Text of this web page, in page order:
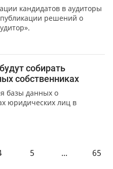
кандидатов в аудиторы
решений о
собирать
собственниках
базы данных о
юридических лиц в
5 ... 65